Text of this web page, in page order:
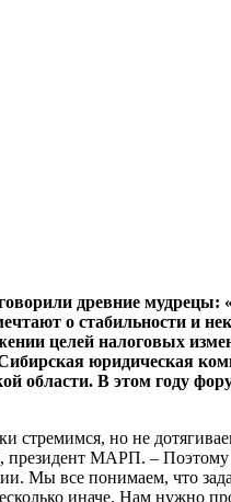
древние мудрецы:
о стабильности и
целей налоговых
Сибирская юридическая
области. В этом году
стремимся, но не
МАРП. – Поэтому
Мы все понимаем, что
иначе. Нам нужно